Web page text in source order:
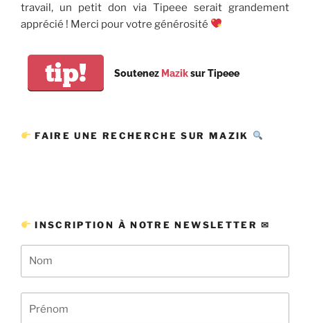
travail, un petit don via Tipeee serait grandement
apprécié ! Merci pour votre générosité
tip! Soutenez Maziksur Tipeee
FAIRE UNE RECHERCHE SUR MAZIK
INSCRIPTION À NOTRE NEWSLETTER ✉